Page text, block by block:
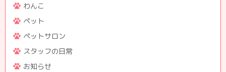
わんこ
ペット
ペットサロン
スタッフの日常
お知らせ